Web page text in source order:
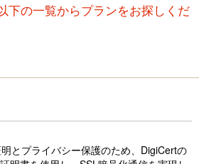
下の一覧からプランをお探しくだ
とプライバシー保護のため、DigiCertの